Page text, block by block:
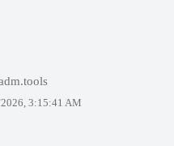
3:15:41 AM